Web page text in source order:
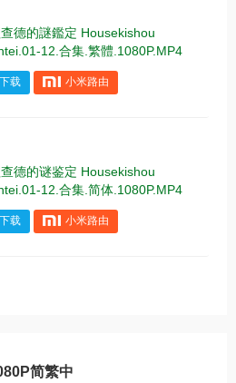
德的謎鑑定 Housekishou
12.合集.繁體.1080P.MP4
载 小米路由
德的谜鉴定 Housekishou
12.合集.简体.1080P.MP4
载 小米路由
简繁中